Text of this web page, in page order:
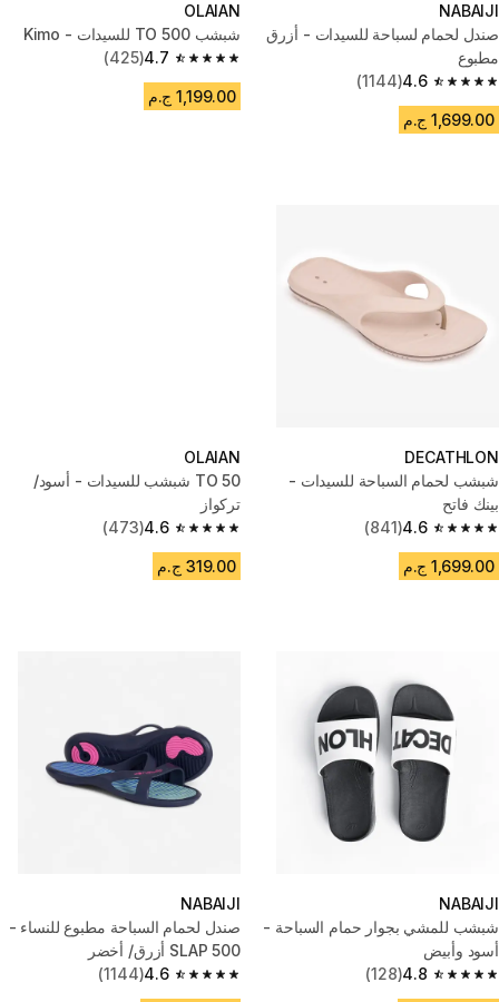
NABAIJI
صندل لحمام لسباحة للسيدات - أزرق
مطبوع
4.6
4.6 out of 5 stars from 1144 reviews
(1144)
1,699.00 ج.م
OLAIAN
شبشب TO 500 للسيدات - Kimo
4.7
4.7 out of 5 stars from 425 reviews
(425)
1,199.00 ج.م
DECATHLON
شبشب لحمام السباحة للسيدات -
بينك فاتح
4.6
4.6 out of 5 stars from 841 reviews
(841)
1,699.00 ج.م
OLAIAN
TO 50 شبشب للسيدات - أسود/
تركواز
4.6
4.6 out of 5 stars from 473 reviews
(473)
319.00 ج.م
NABAIJI
شبشب للمشي بجوار حمام السباحة -
أسود وأبيض
4.8
4.8 out of 5 stars from 128 reviews
(128)
NABAIJI
صندل لحمام السباحة مطبوع للنساء -
SLAP 500 أزرق/ أخضر
4.6
4.6 out of 5 stars from 1144 reviews
(1144)